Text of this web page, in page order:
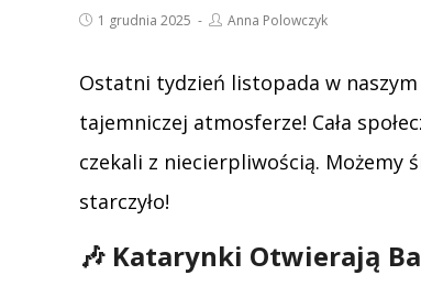
Post1 grudnia 2025
PostAnna Polowczyk
Ostatni tydzień listopada w
tajemniczej atmosferze! Cała
czekali z niecierpliwością. Możemy
starczyło!
🎶 Katarynki Otwierają